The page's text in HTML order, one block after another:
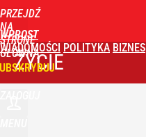
PRZEJDŹ
NA
STRONĘ
GŁÓWNĄ
WPROST
WIADOMOŚCI POLITYKA BIZNES
ŻYCIE